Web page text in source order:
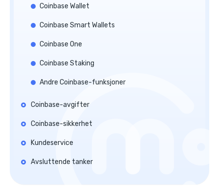
Coinbase Wallet
Coinbase Smart Wallets
Coinbase One
Coinbase Staking
Andre Coinbase-funksjoner
Coinbase-avgifter
Coinbase-sikkerhet
Kundeservice
Avsluttende tanker